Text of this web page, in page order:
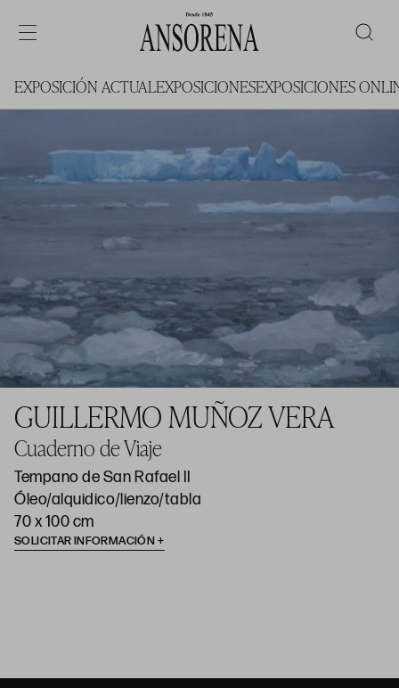
EXPOSICIÓN ACTUALEXPOSICIONESEXPOSICIONES
GUILLERMO MUÑOZ VERA
Cuaderno de Viaje
Tempano de San Rafael II
Óleo/alquidico/lienzo/tabla
70 x 100 cm
SOLICITAR INFORMACIÓN